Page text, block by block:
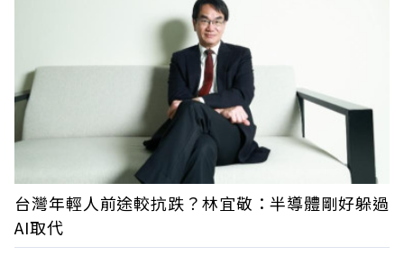
台灣年輕人前途較抗跌？林宜敬：半導體剛好躲過
AI取代